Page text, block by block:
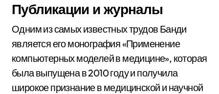
Публикации и журналы
Одним из самых известных трудов Банди
является его монография «Применение
компьютерных моделей в медицине», которая
была выпущена в 2010 году и получила
широкое признание в медицинской и научной